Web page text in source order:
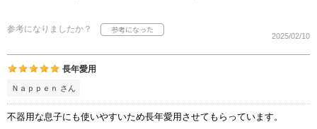
参考になりましたか？
2025/02/10
長年愛用
Ｎａｐｐｅｎ さん
不器用な息子にも使いやすいため長年愛用させてもらっています。